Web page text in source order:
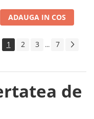
ADAUGA IN COS
1 2 3 ... 7
de